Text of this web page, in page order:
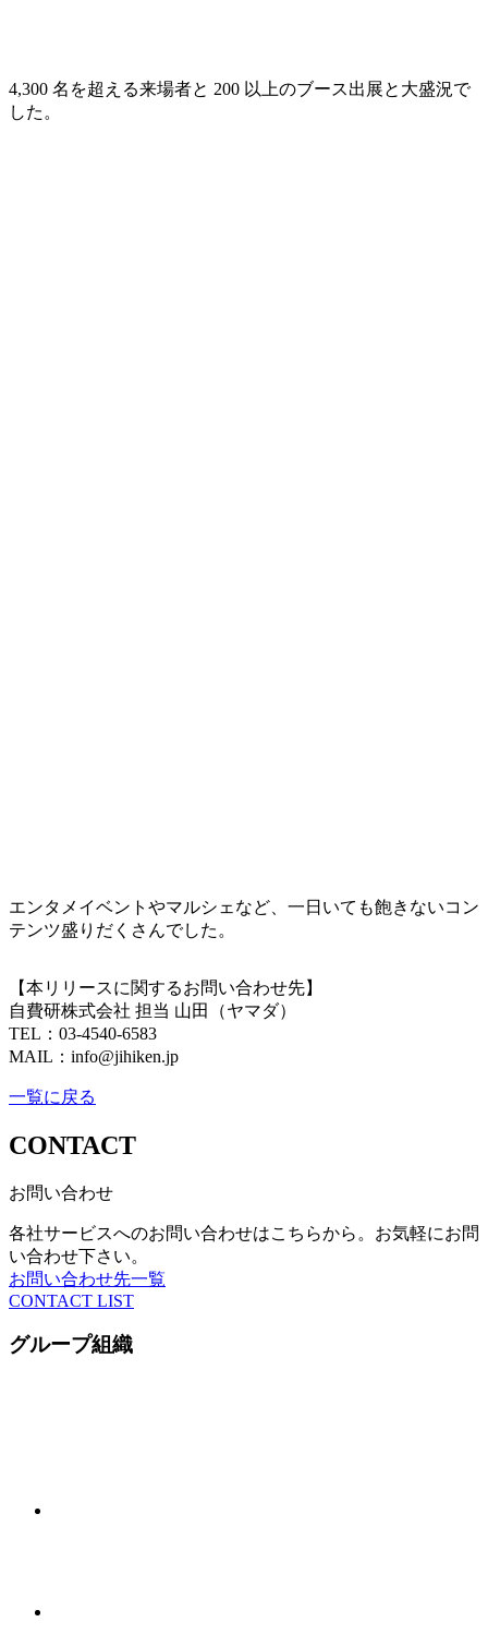
4,300 名を超える来場者と 200 以上のブース出展と大盛況で
した。
エンタメイベントやマルシェなど、一日いても飽きないコン
テンツ盛りだくさんでした。
【本リリースに関するお問い合わせ先】
自費研株式会社 担当 山田（ヤマダ）
TEL：03-4540-6583
MAIL：info@jihiken.jp
一覧に戻る
CONTACT
お問い合わせ
各社サービスへのお問い合わせはこちらから。お気軽にお問
い合わせ下さい。
お問い合わせ先一覧
CONTACT LIST
グループ組織